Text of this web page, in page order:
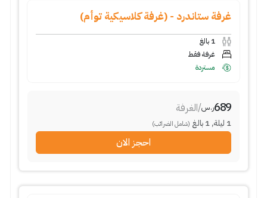
غرفة ستاندرد - (غرفة كلاسيكية توأم)
1 بالغ
غرفة فقط
مستردة
689ر.س/الغرفة
1 ليلة,
1 بالغ (شامل الضرائب)
احجز الان